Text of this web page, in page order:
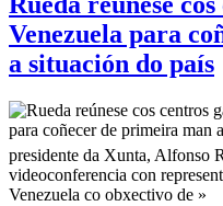
Venezuela para
a situación do país
presidente da Xunta, Alfonso
videoconferencia con
Venezuela co obxectivo de »